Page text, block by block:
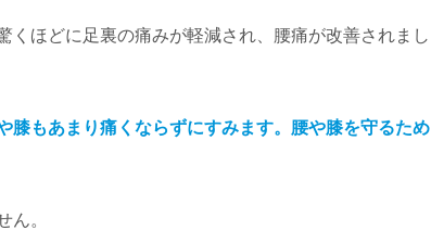
くほどに足裏の痛みが軽減され、腰痛が改善されまし
膝もあまり痛くならずにすみます。腰や膝を守るため
ん。